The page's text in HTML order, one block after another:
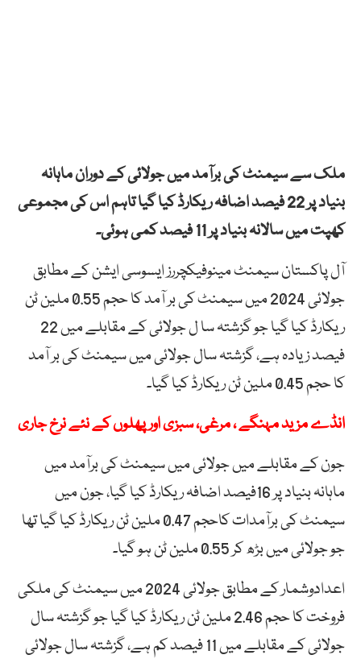
ملک سے سیمنٹ کی برآمد میں جولائی کے دوران ماہانہ
بنیاد پر 22 فیصد اضافہ ریکارڈ کیا گیا تاہم اس کی مجموعی
کھپت میں سالانہ بنیاد پر 11 فیصد کمی ہوئی۔
آل پاکستان سیمنٹ مینوفیکچررز ایسوسی ایشن کے مطابق
جولائی 2024 میں سیمنٹ کی بر آمد کا حجم 0.55 ملین ٹن
ریکارڈ کیا گیا جو گزشتہ سا ل جولائی کے مقابلے میں 22
فیصد زیادہ ہے، گزشتہ سال جولائی میں سیمنٹ کی بر آمد
کا حجم 0.45 ملین ٹن ریکارڈ کیا گیا۔
انڈے مزید مہنگے ، مرغی، سبزی اور پھلوں کے نئے نرخ جاری
جون کے مقابلے میں جولائی میں سیمنٹ کی برآمد میں
ماہانہ بنیاد پر 16فیصد اضافہ ریکارڈ کیا گیا، جون میں
سیمنٹ کی برآمدات کاحجم 0.47 ملین ٹن ریکارڈ کیا گیا تھا
جو جولائی میں بڑھ کر 0.55 ملین ٹن ہو گیا۔
اعدادوشمار کے مطابق جولائی 2024 میں سیمنٹ کی ملکی
فروخت کا حجم 2.46 ملین ٹن ریکارڈ کیا گیا جو گزشتہ سال
جولائی کے مقابلے میں 11 فیصد کم ہے، گزشتہ سال جولائی